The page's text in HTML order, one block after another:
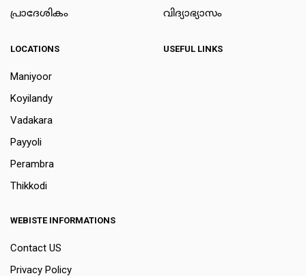
പ്രാദേശികം
വിദ്യാഭ്യാസം
LOCATIONS
Maniyoor
Koyilandy
Vadakara
Payyoli
Perambra
Thikkodi
USEFUL LINKS
WEBISTE INFORMATIONS
Contact US
Privacy Policy